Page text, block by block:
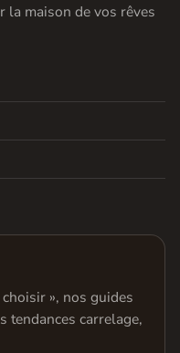
maison de vos rêves
», nos guides
tendances carrelage,